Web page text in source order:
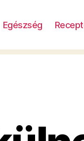
Egészség